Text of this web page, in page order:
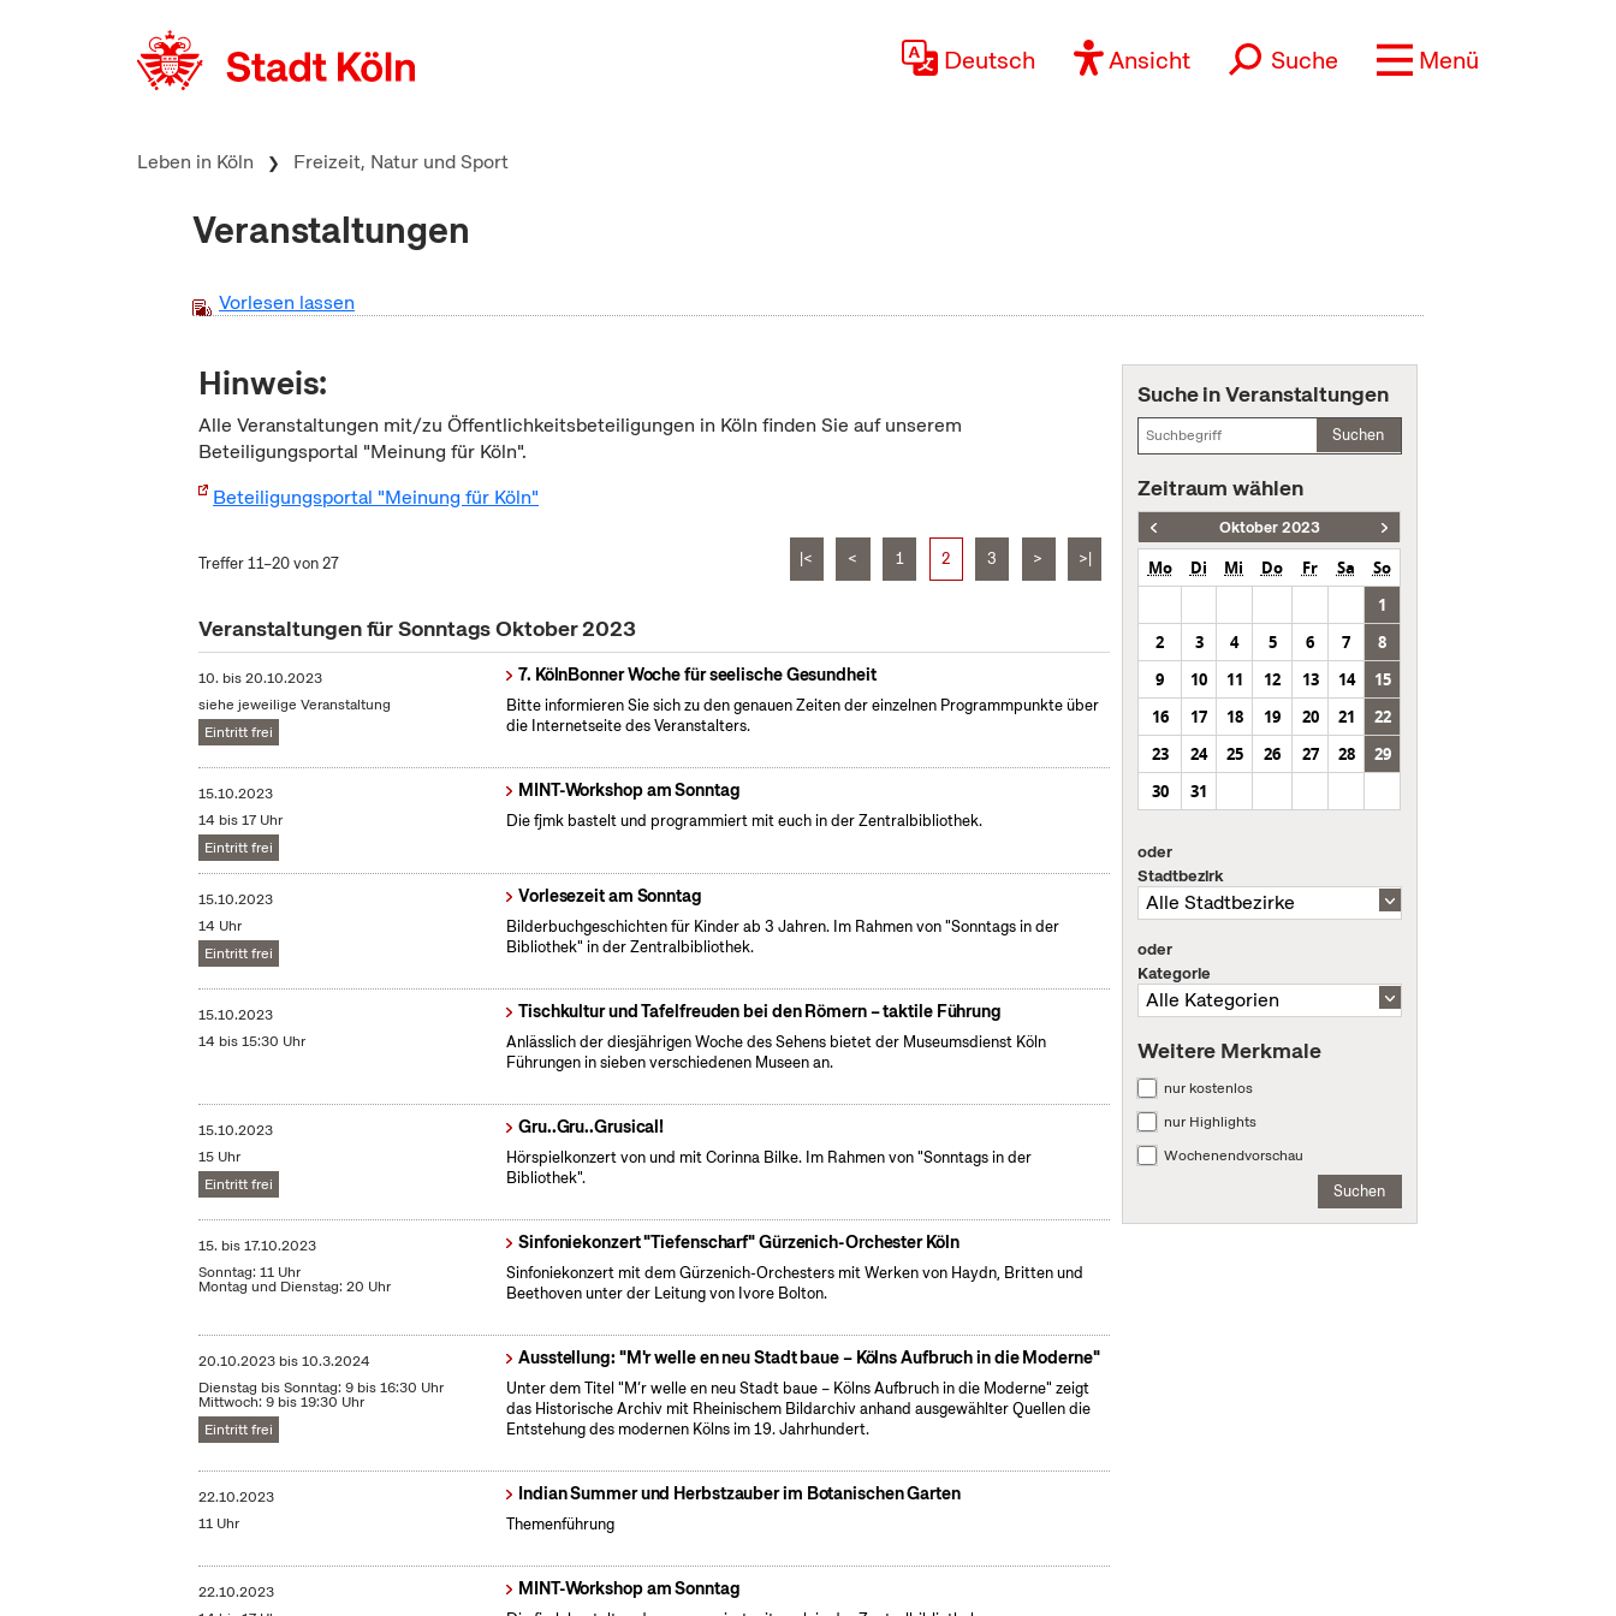
Deutsch Ansicht Suche Menü
Leben in Köln Freizeit, Natur und Sport
Veranstaltungen
Vorlesen lassen
Hinweis:
Alle Veranstaltungen mit/zu Öffentlichkeitsbeteiligungen in Köln finden Sie auf unserem
Beteiligungsportal "Meinung für Köln".
Beteiligungsportal "Meinung für Köln"
Treffer 11–20 von 27 |< < 1 2 3 > >|
Veranstaltungen für Sonntags Oktober 2023
10. bis20.10.2023
siehe jeweilige Veranstaltung
Eintritt frei
7. KölnBonner Woche für seelische Gesundheit
Bitte informieren Sie sich zu den genauen Zeiten der einzelnen Programmpunkte über
die Internetseite des Veranstalters.
15.10.2023
14 bis 17 Uhr
Eintritt frei
MINT-Workshop am Sonntag
Die fjmk bastelt und programmiert mit euch in der Zentralbibliothek.
15.10.2023
14 Uhr
Eintritt frei
Vorlesezeit am Sonntag
Bilderbuchgeschichten für Kinder ab 3 Jahren. Im Rahmen von "Sonntags in der
Bibliothek" in der Zentralbibliothek.
15.10.2023
14 bis 15:30 Uhr
Tischkultur und Tafelfreuden bei den Römern – taktile Führung
Anlässlich der diesjährigen Woche des Sehens bietet der Museumsdienst Köln
Führungen in sieben verschiedenen Museen an.
15.10.2023
15 Uhr
Eintritt frei
Gru..Gru..Grusical!
Hörspielkonzert von und mit Corinna Bilke. Im Rahmen von "Sonntags in der
Bibliothek".
15. bis17.10.2023
Sonntag: 11 Uhr
Montag und Dienstag: 20 Uhr
Sinfoniekonzert "Tiefenscharf" Gürzenich-Orchester Köln
Sinfoniekonzert mit dem Gürzenich-Orchesters mit Werken von Haydn, Britten und
Beethoven unter der Leitung von Ivore Bolton.
20.10.2023 bis10.3.2024
Dienstag bis Sonntag: 9 bis 16:30 Uhr
Mittwoch: 9 bis 19:30 Uhr
Eintritt frei
Ausstellung: "M'r welle en neu Stadt baue – Kölns Aufbruch in die Moderne"
Unter dem Titel "M’r welle en neu Stadt baue – Kölns Aufbruch in die Moderne" zeigt
das Historische Archiv mit Rheinischem Bildarchiv anhand ausgewählter Quellen die
Entstehung des modernen Kölns im 19. Jahrhundert.
22.10.2023
11 Uhr
Indian Summer und Herbstzauber im Botanischen Garten
Themenführung
22.10.2023
MINT-Workshop am Sonntag
Suche in Veranstaltungen
Suchen
Zeitraum wählen
Oktober 2023
Mo Di Mi Do Fr Sa
So
1
2
3 4 5 6 7
8
9
10 11 12 13 14
15
16
17 18 19 20 21
22
23
24 25 26 27 28
29
30
31
oder
Stadtbezirk
oder
Kategorie
Weitere Merkmale
nur kostenlos
nur Highlights
Wochenendvorschau
Suchen